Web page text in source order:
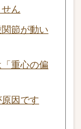
ん
節が動い
重心の偏
因です